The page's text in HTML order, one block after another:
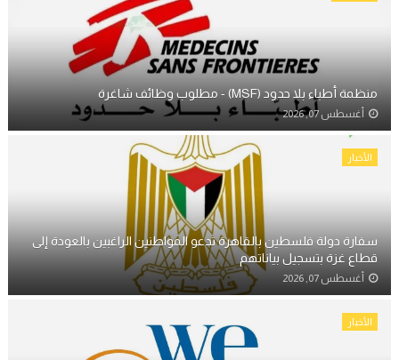
منظمة أطباء بلا حدود (MSF) - مطلوب وظائف شاغرة
أغسطس 07, 2026
الأخبار
سفارة دولة فلسطين بالقاهرة تدعو المواطنين الراغبين بالعودة إلى
قطاع غزة بتسجيل بياناتهم
أغسطس 07, 2026
الأخبار